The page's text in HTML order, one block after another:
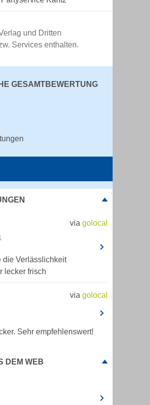
und Dritten
Services enthalten.
GESAMTBEWERTUNG
via golocal
die Verlässlichkeit
lecker frisch
via golocal
Sehr empfehlenswert!
DEM WEB